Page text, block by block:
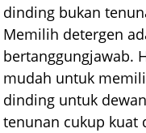
dinding bukan
Memilih detergen
bertanggungjawab.
mudah untuk
dinding untuk
tenunan cukup kuat